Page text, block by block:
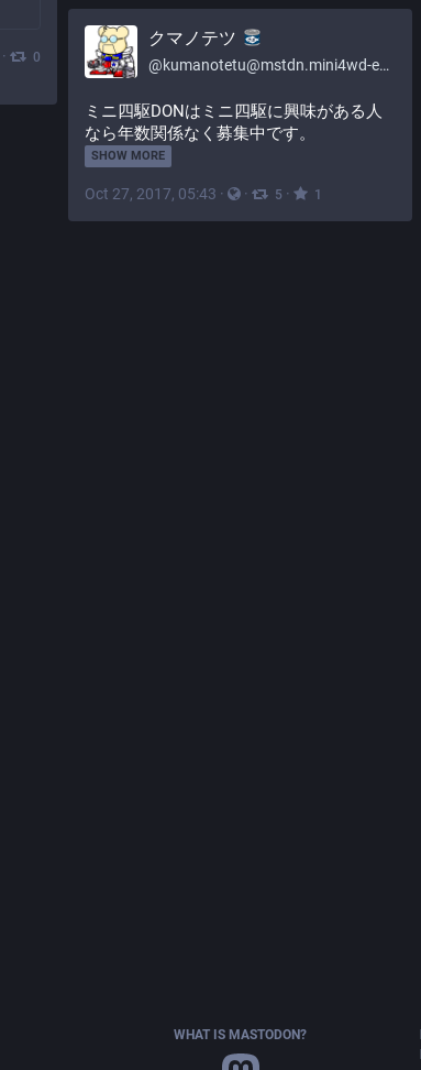
· 0
クマノテツ
@kumanotetu@mstdn.mini4wd-engineer.com
ミニ四駆DONはミニ四駆に興味がある人
なら年数関係なく募集中です。
SHOW MORE
Oct 27, 2017, 05:43 · · 5 · 1
WHAT IS MASTODON?